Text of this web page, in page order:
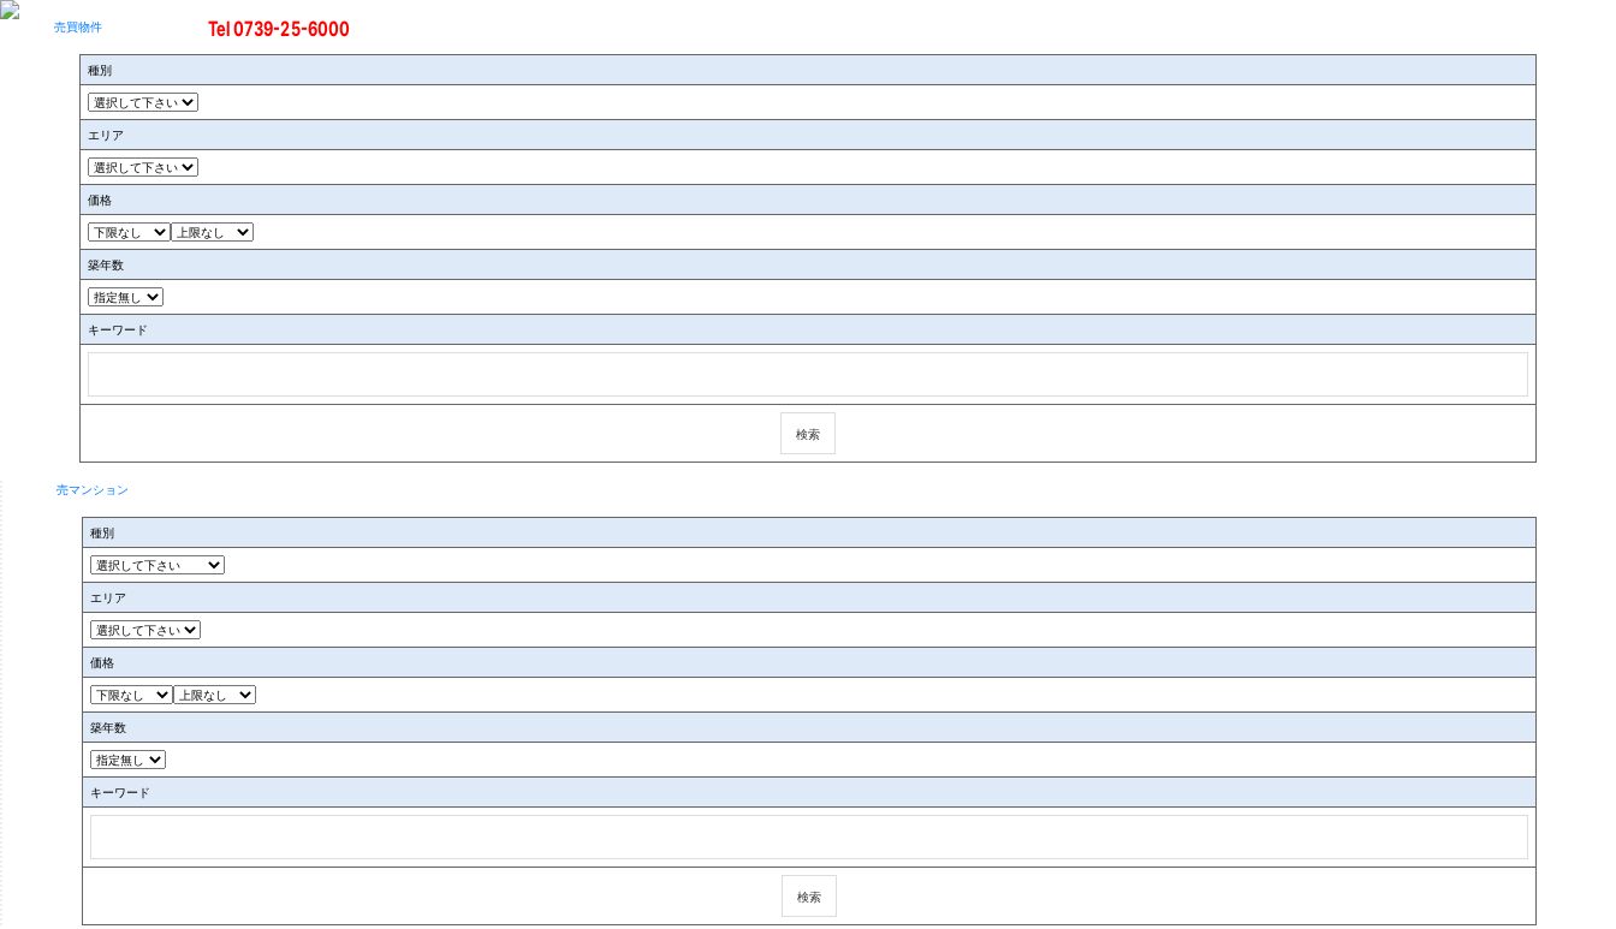
Tel 0739-25-6000
売買物件
種別
エリア
価格
築年数
キーワード
売マンション
種別
エリア
価格
築年数
キーワード
賃貸物件
賃貸物件
アパート(3)
マンション(6)
駐車場(0)
その他(1)
有田市(0)
有田川町(0)
印南町(0)
岩出市(0)
かつらぎ町(0)